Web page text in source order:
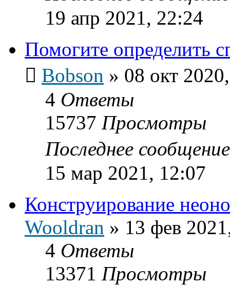
19 апр 2021, 22:24
Помогите определить
Bobson » 08 окт
4 Ответы
15737 Просмотры
Последнее
15 мар 2021, 12:07
Конструирование
Wooldran » 13 фев
4 Ответы
13371 Просмотры